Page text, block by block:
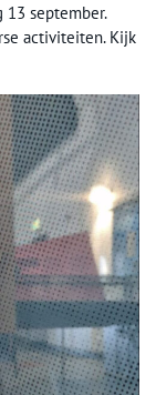
september.
activiteiten. Kijk